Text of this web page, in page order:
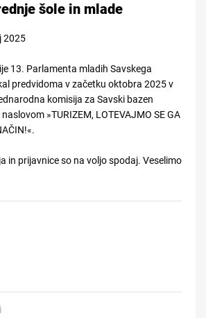
šole in mlade
2025
13. Parlamenta mladih Savskega
predvidoma v začetku oktobra 2025 v
komisija za Savski bazen
»TURIZEM, LOTEVAJMO SE GA
in prijavnice so na voljo spodaj. Veselimo